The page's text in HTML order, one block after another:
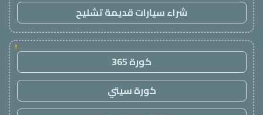
شراء سيارات قديمة تشليح
!
كورة 365
كورة سيتي